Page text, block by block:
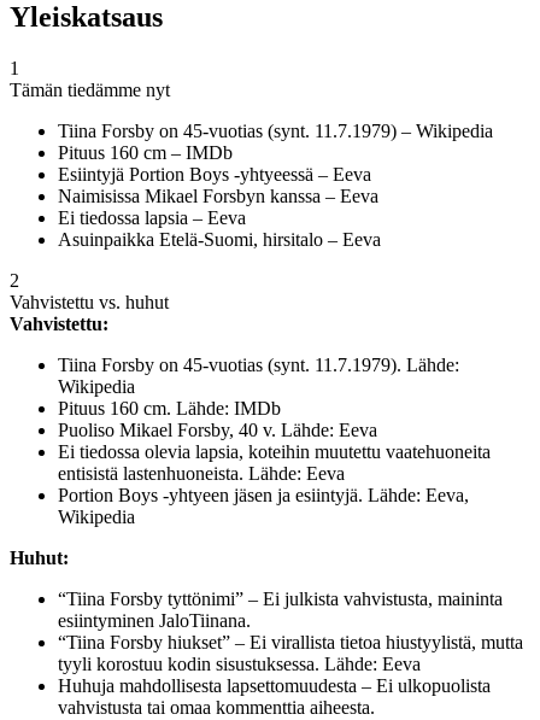
Yleiskatsaus
1
Tämän tiedämme nyt
Tiina Forsby on 45-vuotias (synt. 11.7.1979) – Wikipedia
Pituus 160 cm – IMDb
Esiintyjä Portion Boys -yhtyeessä – Eeva
Naimisissa Mikael Forsbyn kanssa – Eeva
Ei tiedossa lapsia – Eeva
Asuinpaikka Etelä-Suomi, hirsitalo – Eeva
2
Vahvistettu vs. huhut
Vahvistettu:
Tiina Forsby on 45-vuotias (synt. 11.7.1979). Lähde:
Wikipedia
Pituus 160 cm. Lähde: IMDb
Puoliso Mikael Forsby, 40 v. Lähde: Eeva
Ei tiedossa olevia lapsia, koteihin muutettu vaatehuoneita
entisistä lastenhuoneista. Lähde: Eeva
Portion Boys -yhtyeen jäsen ja esiintyjä. Lähde: Eeva,
Wikipedia
Huhut:
“Tiina Forsby tyttönimi” – Ei julkista vahvistusta, maininta
esiintyminen JaloTiinana.
“Tiina Forsby hiukset” – Ei virallista tietoa hiustyylistä, mutta
tyyli korostuu kodin sisustuksessa. Lähde: Eeva
Huhuja mahdollisesta lapsettomuudesta – Ei ulkopuolista
vahvistusta tai omaa kommenttia aiheesta.